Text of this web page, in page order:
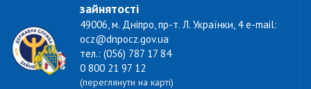
зайнятості
49006, м. Дніпро, пр-т. Л. Українки, 4 e-mail:
ocz@dnpocz.gov.ua
тел.: (056) 787 17 84
0 800 21 97 12
(переглянути на карті)